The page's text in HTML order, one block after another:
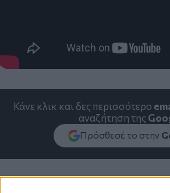
Κάνε κλικ και δες περισσότερο
αναζήτηση της
Πρόσθεσέ το στην